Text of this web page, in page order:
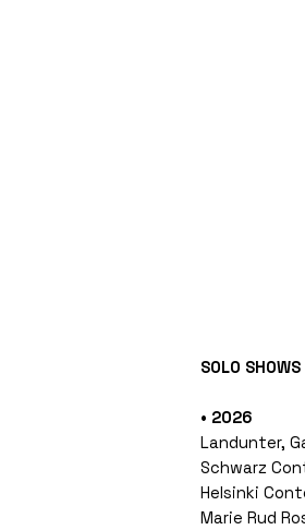
SOLO SHOWS
• 2026
Landunter,
Schwarz
Helsinki
Marie Rud